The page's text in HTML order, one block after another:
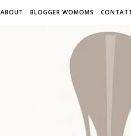
ABOUT BLOGGER WOMOMS